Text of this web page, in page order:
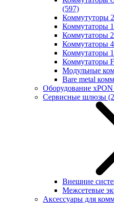
(597)
Коммутуторы
Коммутаторы
Коммутаторы
Коммутаторы
Коммутаторы
Коммутаторы
Модульные
Bare metal
Оборудование xPON
Сервисные шлюзы
Внешние
Межсетевые
Аксессуары для